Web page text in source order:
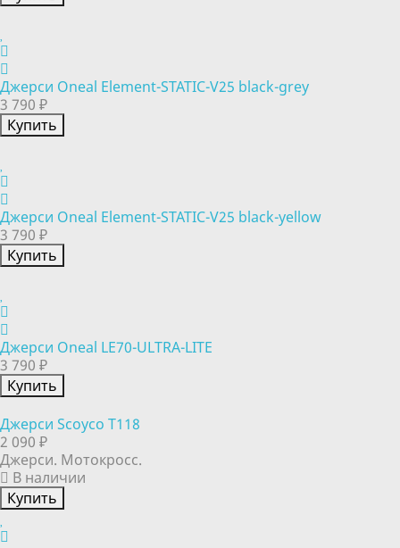
Джерси Oneal Element-STATIC-V25 black-grey
3 790 ₽
Купить
Джерси Oneal Element-STATIC-V25 black-yellow
3 790 ₽
Купить
Джерси Oneal LE70-ULTRA-LITE
3 790 ₽
Купить
Джерси Scoyco T118
2 090 ₽
Джерси. Мотокросс.
В наличии
Купить